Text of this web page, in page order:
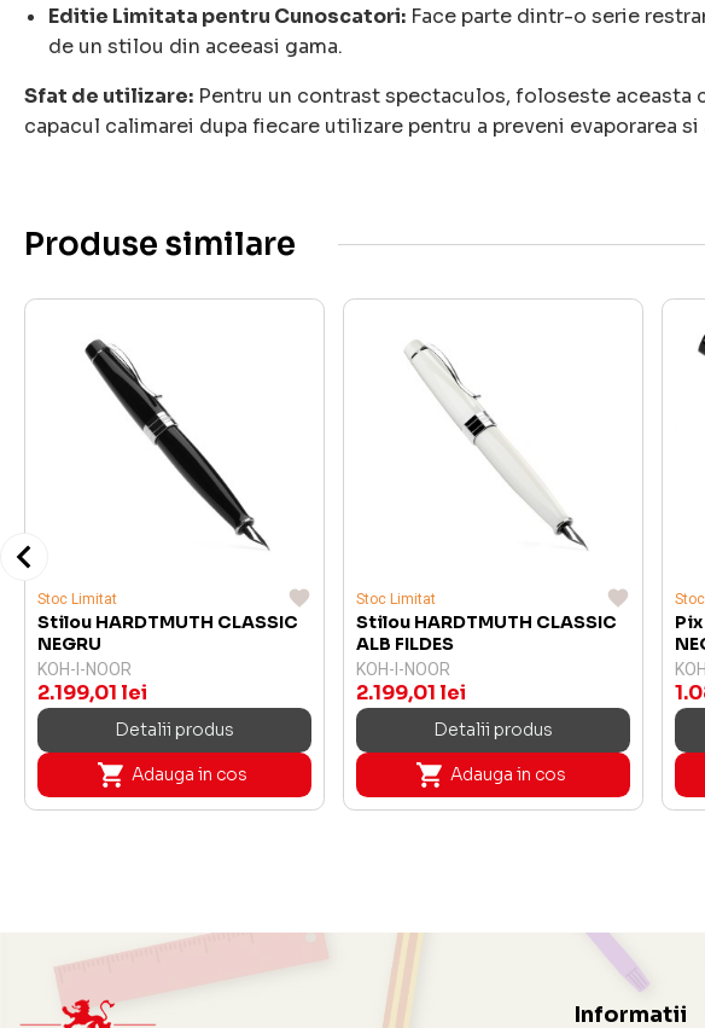
Editie Limitata pentru Cunoscatori: Face parte dintr-o serie
de un stilou din aceeasi gama.
Sfat de utilizare: Pentru un contrast spectaculos, foloseste aceasta
capacul calimarei dupa fiecare utilizare pentru a preveni evaporarea
Produse similare
Stoc Limitat
Stilou HARDTMUTH CLASSIC
NEGRU
KOH-I-NOOR
2.199,01 lei
Detalii produs
Adauga in cos
Stoc Limitat
Stilou HARDTMUTH CLASSIC
ALB FILDES
KOH-I-NOOR
2.199,01 lei
Detalii produs
Adauga in cos
Informatii